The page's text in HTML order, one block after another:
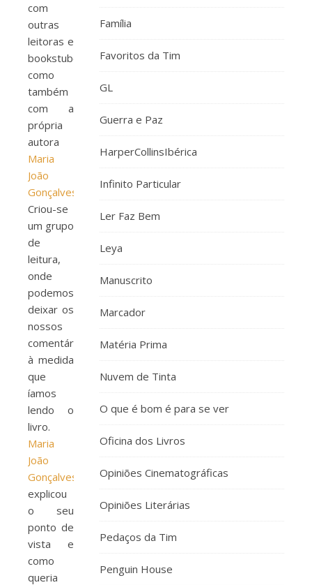
com
outras
leitoras e
bookstubers,
como
também
com a
própria
autora
Maria
João
Gonçalves.
Criou-se
um grupo
de
leitura,
onde
podemos
deixar os
nossos
comentários
à medida
que
íamos
lendo o
livro.
Maria
João
Gonçalves
explicou
o seu
ponto de
vista e
como
queria
Família
Favoritos da Tim
GL
Guerra e Paz
HarperCollinsIbérica
Infinito Particular
Ler Faz Bem
Leya
Manuscrito
Marcador
Matéria Prima
Nuvem de Tinta
O que é bom é para se ver
Oficina dos Livros
Opiniões Cinematográficas
Opiniões Literárias
Pedaços da Tim
Penguin House